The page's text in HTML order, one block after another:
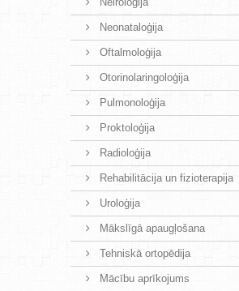
Neonataloģija
Oftalmoloģija
Otorinolaringoloģija
Pulmonoloģija
Proktoloģija
Radioloģija
Rehabilitācija un fizioterapija
Uroloģija
Mākslīgā apaugļošana
Tehniskā ortopēdija
Mācību aprīkojums